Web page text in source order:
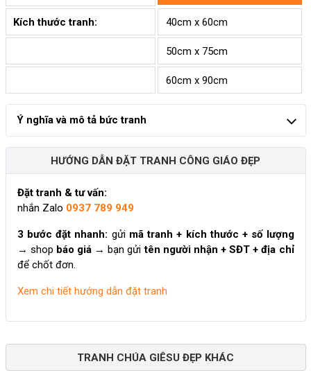
Kích thước tranh: 40cm x 60cm
50cm x 75cm
60cm x 90cm
Ý nghĩa và mô tả bức tranh
HƯỚNG DẪN ĐẶT TRANH CÔNG GIÁO ĐẸP
Đặt tranh & tư vấn:
nhắn Zalo 0937 789 949
3 bước đặt nhanh: gửi mã tranh + kích thước + số lượng
→ shop báo giá→ bạn gửitên người nhận + SĐT + địa chỉ
để chốt đơn.
Xem chi tiết hướng dẫn đặt tranh
TRANH CHÚA GIÊSU ĐẸP KHÁC